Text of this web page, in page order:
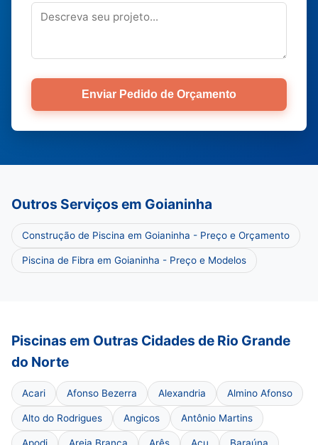
Enviar Pedido de Orçamento
Outros Serviços em Goianinha
Construção de Piscina em Goianinha - Preço e Orçamento
Piscina de Fibra em Goianinha - Preço e Modelos
Piscinas em Outras Cidades de Rio Grande
do Norte
Acari Afonso Bezerra Alexandria Almino Afonso
Alto do Rodrigues Angicos Antônio Martins